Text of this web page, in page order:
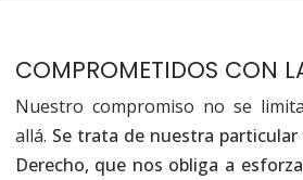
COMPROMETIDOS CON
Nuestro compromiso no se
allá. Se trata de nuestra
Derecho, que nos obliga a